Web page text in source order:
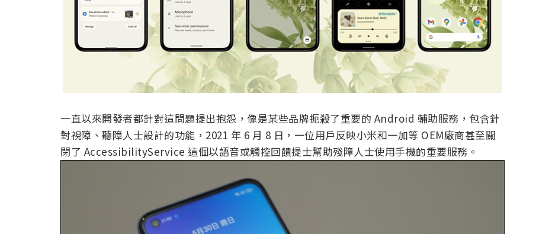
一直以來開發者都針對這問題提出抱怨，像是某些品牌扼殺了重要的 Android 輔助服務，包含針
對視障、聽障人士設計的功能，2021 年 6 月 8 日，一位用戶反映小米和一加等 OEM廠商甚至關
閉了 AccessibilityService 這個以語音或觸控回饋提士幫助殘障人士使用手機的重要服務。